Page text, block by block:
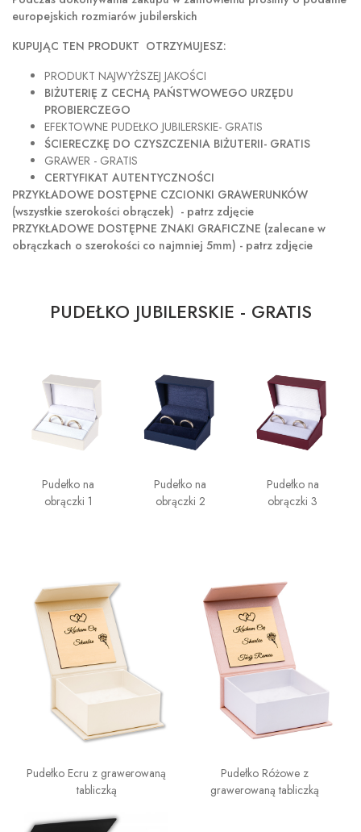
europejskich rozmiarów jubilerskich
KUPUJĄC TEN PRODUKT OTRZYMUJESZ:
PRODUKT NAJWYŻSZEJ JAKOŚCI
BIŻUTERIĘ Z CECHĄ PAŃSTWOWEGO URZĘDU
PROBIERCZEGO
EFEKTOWNE PUDEŁKO JUBILERSKIE- GRATIS
ŚCIERECZKĘ DO CZYSZCZENIA BIŻUTERII- GRATIS
GRAWER - GRATIS
CERTYFIKAT AUTENTYCZNOŚCI
PRZYKŁADOWE DOSTĘPNE CZCIONKI GRAWERUNKÓW
(wszystkie szerokości obrączek) - patrz zdjęcie
PRZYKŁADOWE DOSTĘPNE ZNAKI GRAFICZNE (zalecane w
obrączkach o szerokości co najmniej 5mm) - patrz zdjęcie
PUDEŁKO JUBILERSKIE - GRATIS
Pudełko na
obrączki 1
Pudełko na
obrączki 2
Pudełko na
obrączki 3
Pudełko Ecru z grawerowaną
tabliczką
Pudełko Różowe z
grawerowaną tabliczką